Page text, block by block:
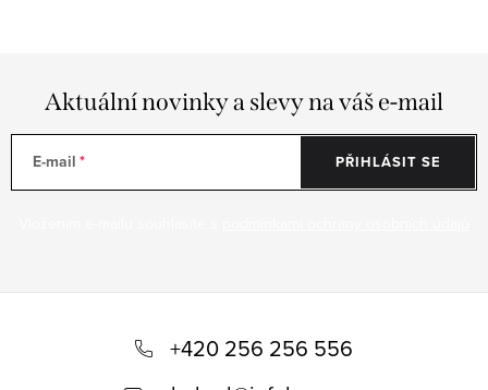
Aktuální novinky a slevy na váš e-mail
E-mail PŘIHLÁSIT SE
+420 256 256 556